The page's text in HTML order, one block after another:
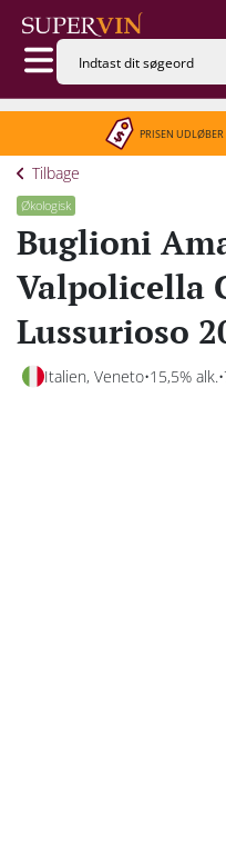
PRISEN UDLØBER
Tilbage
Økologisk
Buglioni
Valpolicella
Lussurioso
Italien, Veneto 15,5% alk.